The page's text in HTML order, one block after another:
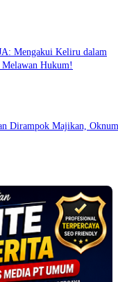
Mengakui Keliru dalam
Hukum!
Dirampok Majikan, Oknum